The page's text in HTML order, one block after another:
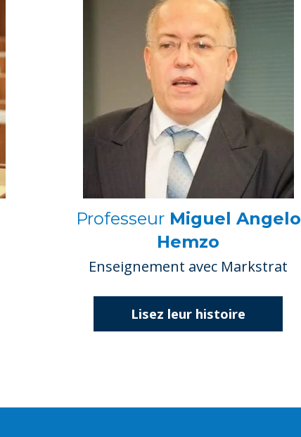
ProfesseurMiguel Angelo
Hemzo
Enseignement avec Markstrat
Lisez leur histoire